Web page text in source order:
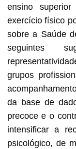
ensino
exercício físico
sobre a Saúde
seguintes
grupos
da base de
precoce e o
intensificar a
psicológico, de